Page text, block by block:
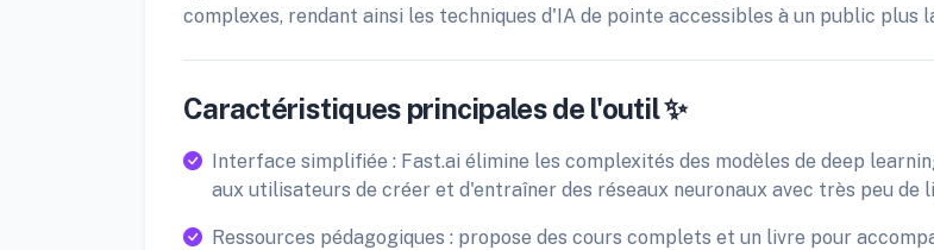
complexes, rendant ainsi les techniques d'IA de pointe accessibles à un public plus
Caractéristiques principales de l'outil ✨
Interface simplifiée : Fast.ai élimine les complexités des modèles de deep
aux utilisateurs de créer et d'entraîner des réseaux neuronaux avec très peu de
Ressources pédagogiques : propose des cours complets et un livre pour